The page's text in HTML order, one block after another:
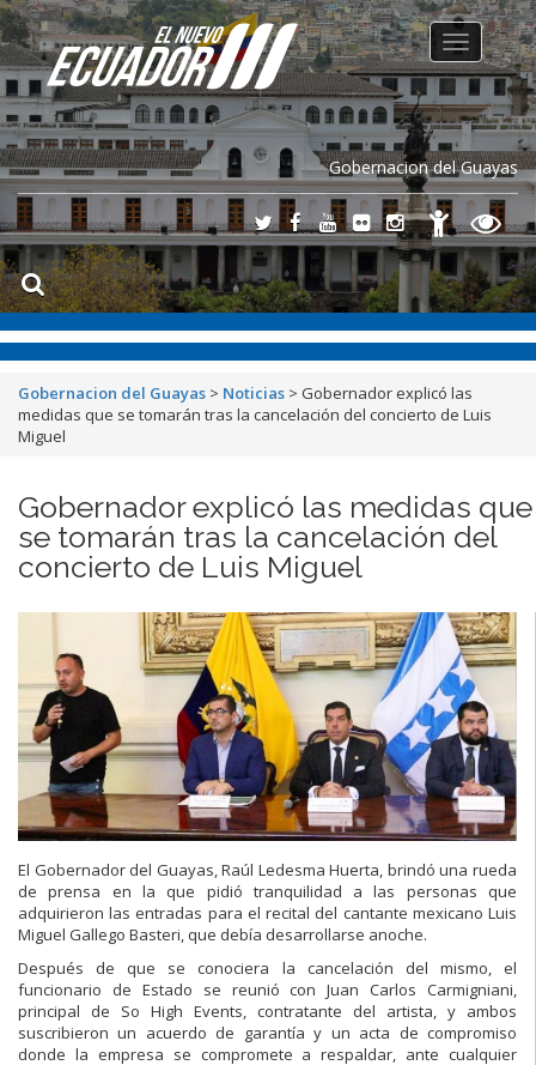
Gobernacion del Guayas
Toggle
navigation
Gobernacion del Guayas > Noticias > Gobernador explicó las
medidas que se tomarán tras la cancelación del concierto de Luis
Miguel
Gobernador explicó las medidas que
se tomarán tras la cancelación del
concierto de Luis Miguel
El Gobernador del Guayas, Raúl Ledesma Huerta, brindó una rueda
de prensa en la que pidió tranquilidad a las personas que
adquirieron las entradas para el recital del cantante mexicano Luis
Miguel Gallego Basteri, que debía desarrollarse anoche.
Después de que se conociera la cancelación del mismo, el
funcionario de Estado se reunió con Juan Carlos Carmigniani,
principal de So High Events, contratante del artista, y ambos
suscribieron un acuerdo de garantía y un acta de compromiso
donde la empresa se compromete a respaldar, ante cualquier